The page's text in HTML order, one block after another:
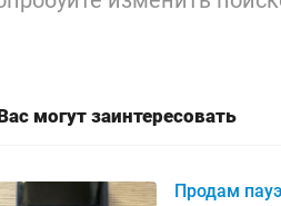
могут заинтересовать
Продам